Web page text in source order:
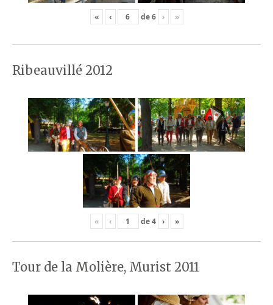
« ‹ de6 › »
Ribeauvillé 2012
« ‹ de4 › »
Tour de la Molière, Murist 2011